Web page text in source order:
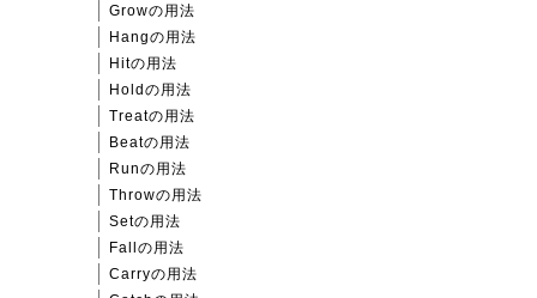
Growの用法
Hangの用法
Hitの用法
Holdの用法
Treatの用法
Beatの用法
Runの用法
Throwの用法
Setの用法
Fallの用法
Carryの用法